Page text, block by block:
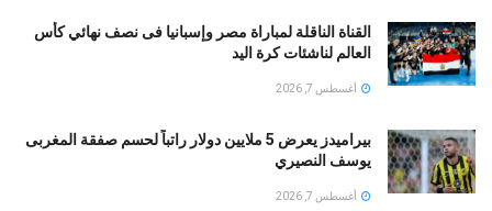
القناة الناقلة لمباراة مصر وإسبانيا فى نصف نهائي كأس
العالم لناشئات كرة اليد
أغسطس 7, 2026
بيراميدز يعرض 5 ملايين دولار راتباً لحسم صفقة المغربى
يوسف النصيري
أغسطس 7, 2026